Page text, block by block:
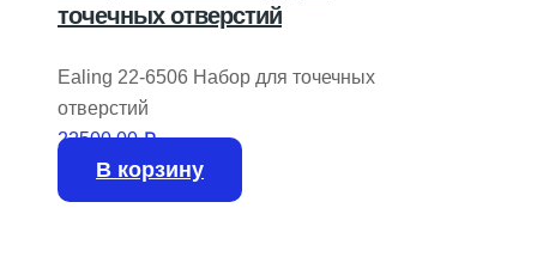
точечных отверстий
Ealing 22-6506 Набор для точечных
отверстий
22500,00₽
В корзину